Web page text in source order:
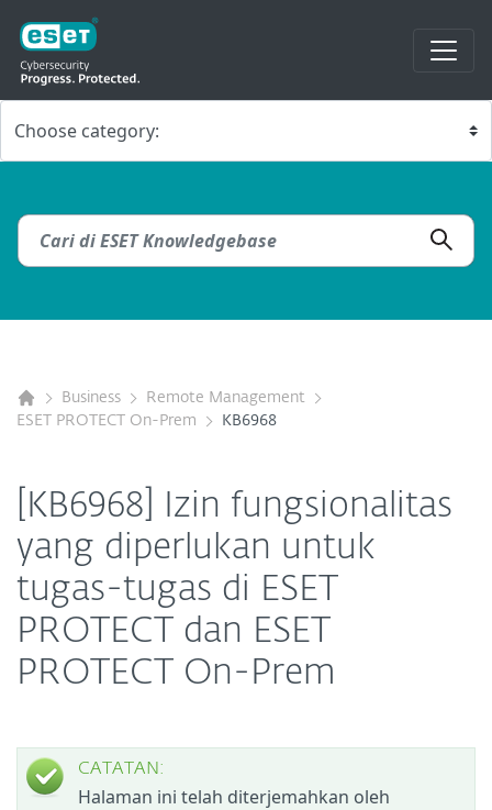
Business
Remote Management
ESET PROTECT On-Prem
KB6968
[KB6968] Izin fungsionalitas
yang diperlukan untuk
tugas-tugas di ESET
PROTECT dan ESET
PROTECT On-Prem
CATATAN:
Halaman ini telah diterjemahkan oleh